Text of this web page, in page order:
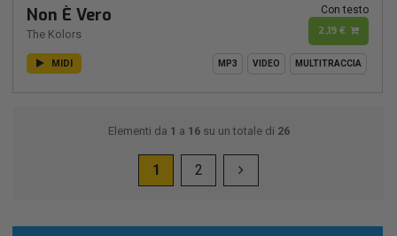
Non È Vero
The Kolors
Con testo
2,19 €
MIDI MP3 VIDEO MULTITRACCIA
Elementi da 1 a 16su un totale di 26
1 2